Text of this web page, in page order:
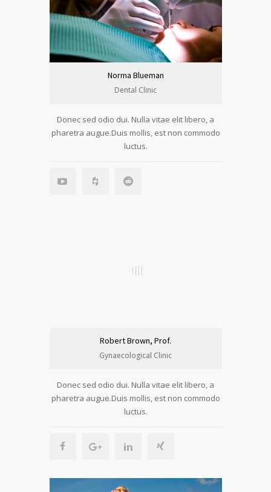
Norma Blueman
Dental Clinic
Donec sed odio dui. Nulla vitae elit libero, a
pharetra augue.Duis mollis, est non commodo
luctus.
Robert Brown, Prof.
Gynaecological Clinic
Donec sed odio dui. Nulla vitae elit libero, a
pharetra augue.Duis mollis, est non commodo
luctus.